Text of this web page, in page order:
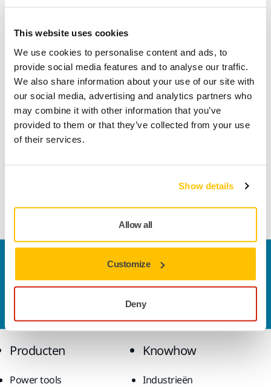
This website uses cookies
We use cookies to personalise content and ads, to
provide social media features and to analyse our traffic.
We also share information about your use of our site with
our social media, advertising and analytics partners who
may combine it with other information that you’ve
provided to them or that they’ve collected from your use
of their services.
Show details
Allow all
Customize
Deny
Track & Trace
Technische details
Lengte 42 mm
Wilt u meer weten?Neem contact met ons op.Ons
Producten
Power tools
Knowhow
Industrieën